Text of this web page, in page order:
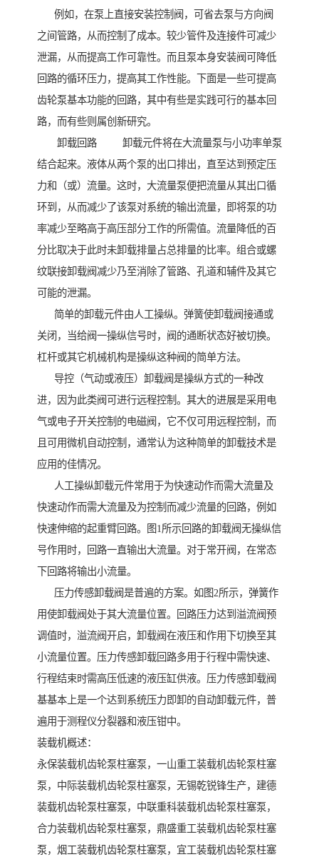
例如，在泵上直接安装控制阀，可省去泵与方向阀
之间管路，从而控制了成本。较少管件及连接件可减少
泄漏，从而提高工作可靠性。而且泵本身安装阀可降低
回路的循环压力，提高其工作性能。下面是一些可提高
齿轮泵基本功能的回路，其中有些是实践可行的基本回
路，而有些则属创新研究。
卸载回路 卸载元件将在大流量泵与小功率单泵
结合起来。液体从两个泵的出口排出，直至达到预定压
力和（或）流量。这时，大流量泵便把流量从其出口循
环到，从而减少了该泵对系统的输出流量，即将泵的功
率减少至略高于高压部分工作的所需值。流量降低的百
分比取决于此时未卸载排量占总排量的比率。组合或螺
纹联接卸载阀减少乃至消除了管路、孔道和辅件及其它
可能的泄漏。
简单的卸载元件由人工操纵。弹簧使卸载阀接通或
关闭，当给阀一操纵信号时，阀的通断状态好被切换。
杠杆或其它机械机构是操纵这种阀的简单方法。
导控（气动或液压）卸载阀是操纵方式的一种改
进，因为此类阀可进行远程控制。其大的进展是采用电
气或电子开关控制的电磁阀，它不仅可用远程控制，而
且可用微机自动控制，通常认为这种简单的卸载技术是
应用的佳情况。
人工操纵卸载元件常用于为快速动作而需大流量及
快速动作而需大流量及为控制而减少流量的回路，例如
快速伸缩的起重臂回路。图1所示回路的卸载阀无操纵信
号作用时，回路一直输出大流量。对于常开阀，在常态
下回路将输出小流量。
压力传感卸载阀是普遍的方案。如图2所示，弹簧作
用使卸载阀处于其大流量位置。回路压力达到溢流阀预
调值时，溢流阀开启，卸载阀在液压和作用下切换至其
小流量位置。压力传感卸载回路多用于行程中需快速、
行程结束时需高压低速的液压缸供液。压力传感卸载阀
基基本上是一个达到系统压力即卸的自动卸载元件，普
遍用于测程仪分裂器和液压钳中。
装载机概述：
永保装载机齿轮泵柱塞泵，一山重工装载机齿轮泵柱塞
泵，中际装载机齿轮泵柱塞泵，无锡乾锐锋生产，建德
装载机齿轮泵柱塞泵，中联重科装载机齿轮泵柱塞泵，
合力装载机齿轮泵柱塞泵，鼎盛重工装载机齿轮泵柱塞
泵，烟工装载机齿轮泵柱塞泵，宜工装载机齿轮泵柱塞